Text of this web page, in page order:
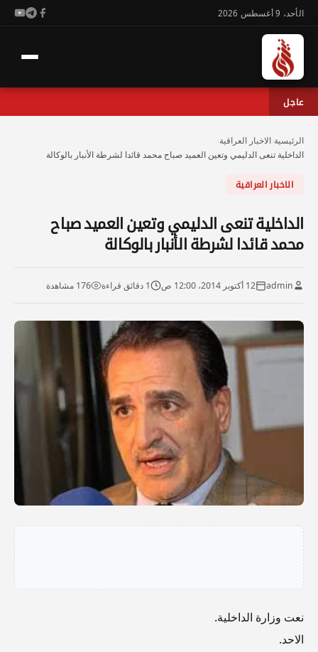
الأحد، 9 أغسطس 2026
عاجل
الرئيسية الاخبار العراقية
الداخلية تنعى الدليمي وتعين العميد صباح محمد قائدا لشرطة الأنبار بالوكالة
الاخبار العراقية
الداخلية تنعى الدليمي وتعين العميد صباح
محمد قائدا لشرطة الأنبار بالوكالة
admin 12 أكتوبر 2014، 12:00 ص 1 دقائق قراءة 176 مشاهدة
نعت وزارة الداخلية.
الاحد.